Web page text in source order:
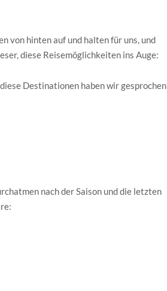
von hinten auf und halten für uns, und
diese Reisemöglichkeiten ins Auge:
Destinationen haben wir gesprochen
nach der Saison und die letzten